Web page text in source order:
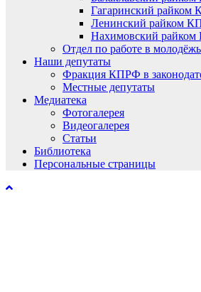
Гагаринский райком
Ленинский райком
Нахимовский
Отдел по работе в
Наши депутаты
Фракция КПРФ в
Местные депутаты
Медиатека
Фотогалерея
Видеогалерея
Статьи
Библиотека
Персональные страницы